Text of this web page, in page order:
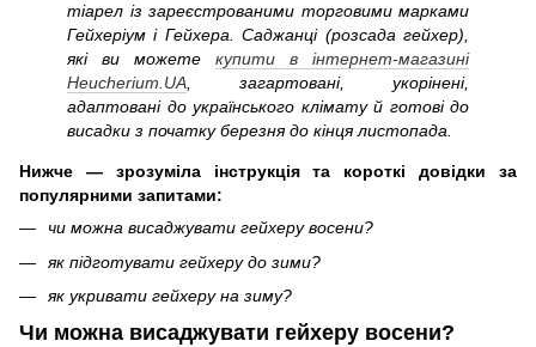
тіарел із зареєстрованими торговими марками
Гейхеріум і Гейхера. Саджанці (розсада гейхер),
які ви можете купити в інтернет-магазині
Heucherium.UA, загартовані, укорінені,
адаптовані до українського клімату й готові до
висадки з початку березня до кінця листопада.
Нижче — зрозуміла інструкція та короткі довідки за
популярними запитами:
чи можна висаджувати гейхеру восени?
як підготувати гейхеру до зими?
як укривати гейхеру на зиму?
Чи можна висаджувати гейхеру восени?